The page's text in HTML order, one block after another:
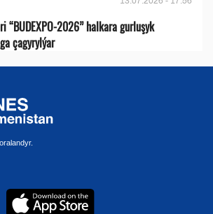
“BUDEXPO-2026” halkara gurluşyk
çagyrylýar